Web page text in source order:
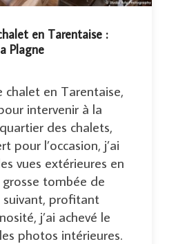
en Tarentaise :
Plagne
chalet en Tarentaise,
intervenir à la
des chalets,
pour l’occasion, j’ai
vues extérieures en
tombée de
suivant, profitant
j’ai achevé le
photos intérieures.